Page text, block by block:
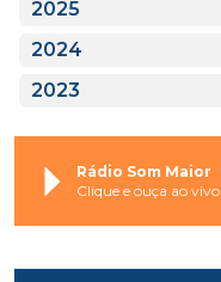
2025
2024
2023
Rádio Som Maior
Clique e ouça ao vivo